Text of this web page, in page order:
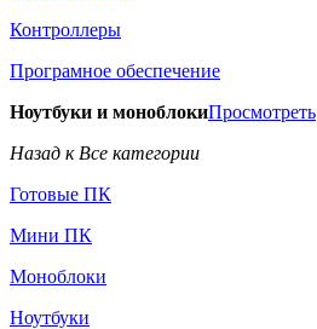
Контроллеры
Програмное обеспечение
Ноутбуки и моноблокиПросмотреть
Назад к Все категории
Готовые ПК
Мини ПК
Моноблоки
Ноутбуки